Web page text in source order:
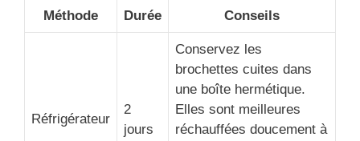
Méthode Durée Conseils
Réfrigérateur
2
jours
Conservez les
brochettes cuites dans
une boîte hermétique.
Elles sont meilleures
réchauffées doucement à